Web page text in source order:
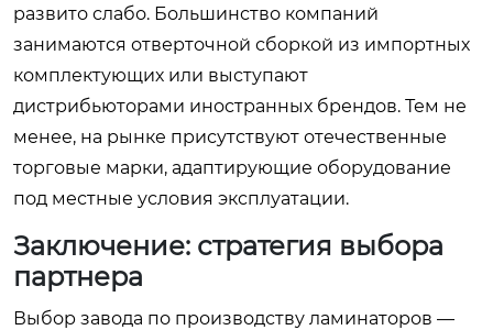
развито слабо. Большинство компаний
занимаются отверточной сборкой из импортных
комплектующих или выступают
дистрибьюторами иностранных брендов. Тем не
менее, на рынке присутствуют отечественные
торговые марки, адаптирующие оборудование
под местные условия эксплуатации.
Заключение: стратегия выбора
партнера
Выбор завода по производству ламинаторов —